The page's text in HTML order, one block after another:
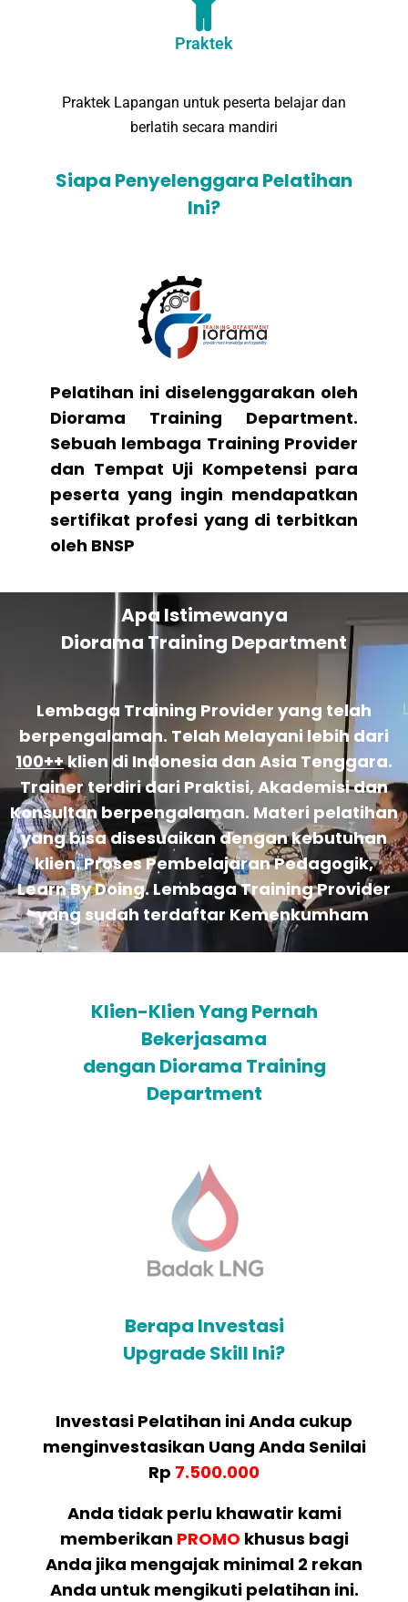
Praktek
Praktek Lapangan untuk peserta belajar dan
berlatih secara mandiri
Siapa Penyelenggara Pelatihan
Ini?
Pelatihan ini diselenggarakan oleh
Diorama Training Department.
Sebuah lembaga Training Provider
dan Tempat Uji Kompetensi para
peserta yang ingin mendapatkan
sertifikat profesi yang di terbitkan
oleh BNSP
Apa Istimewanya
Diorama Training Department
Lembaga Training Provider yang telah
berpengalaman. Telah Melayani lebih dari
100++klien di Indonesia dan Asia Tenggara.
Trainer terdiri dari Praktisi, Akademisi dan
Konsultan berpengalaman. Materi pelatihan
yang bisa disesuaikan dengan kebutuhan
klien. Proses Pembelajaran Pedagogik,
Learn By Doing. Lembaga Training Provider
yang sudah terdaftar Kemenkumham
Klien-Klien Yang Pernah
Bekerjasama
dengan Diorama Training
Department
Berapa Investasi
Upgrade Skill Ini?
Investasi Pelatihan ini Anda cukup
menginvestasikan Uang Anda Senilai
Rp 7.500.000
Anda tidak perlu khawatir kami
memberikan PROMO khusus bagi
Anda jika mengajak minimal 2 rekan
Anda untuk mengikuti pelatihan ini.